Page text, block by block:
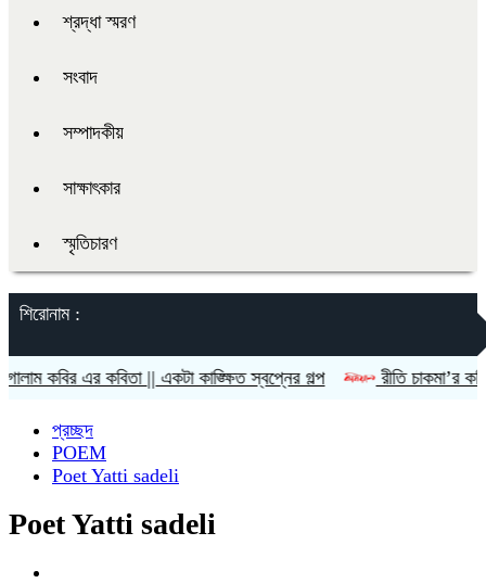
শ্রদ্ধা স্মরণ
সংবাদ
সম্পাদকীয়
সাক্ষাৎকার
স্মৃতিচারণ
শিরোনাম :
কবিতা || একটা কাঙ্ক্ষিত স্বপ্নের গল্প রীতি চাকমা’র কবিতা ||
প্রচ্ছদ
POEM
Poet Yatti sadeli
Poet Yatti sadeli